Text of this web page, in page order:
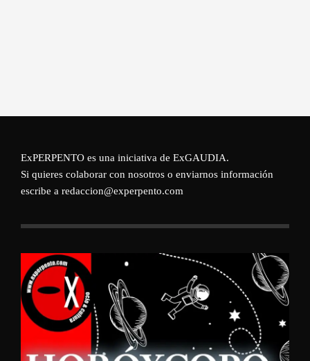
ExPERPENTO es una iniciativa de ExGAUDIA.
Si quieres colaborar con nosotros o enviarnos información
escribe a redaccion@experpento.com